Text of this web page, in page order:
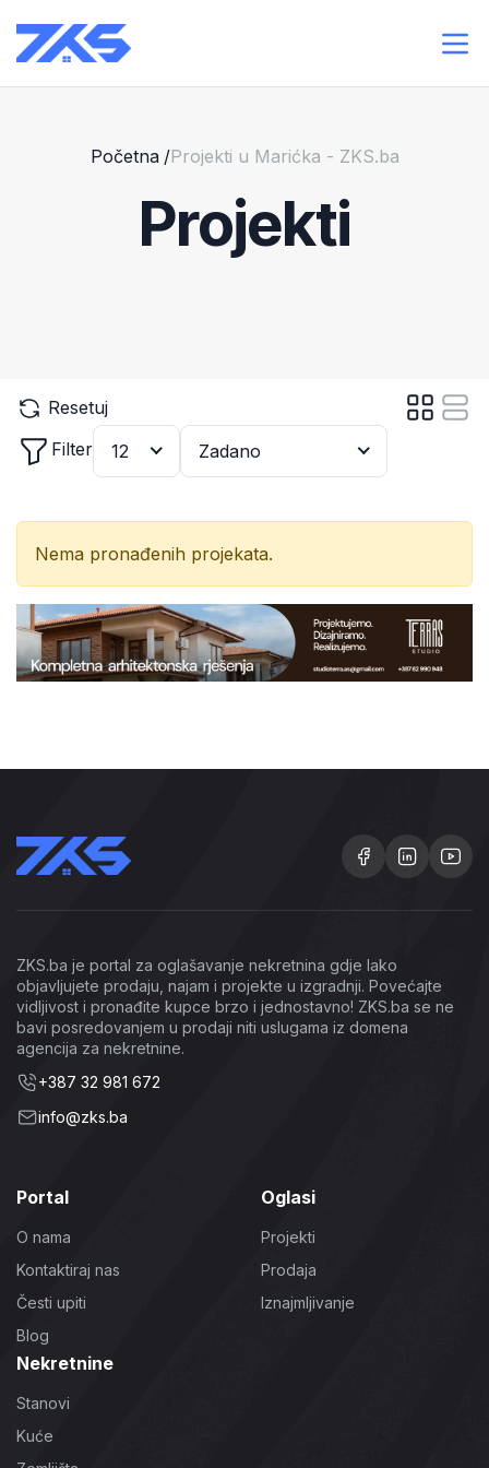
Početna /Projekti u Marićka - ZKS.ba
Projekti
Resetuj
Filter
12 Zadano
Nema pronađenih projekata.
ZKS.ba je portal za oglašavanje nekretnina gdje lako
objavljujete prodaju, najam i projekte u izgradnji. Povećajte
vidljivost i pronađite kupce brzo i jednostavno! ZKS.ba se ne
bavi posredovanjem u prodaji niti uslugama iz domena
agencija za nekretnine.
+387 32 981 672
info@zks.ba
Portal
O nama
Kontaktiraj nas
Česti upiti
Blog
Oglasi
Projekti
Prodaja
Iznajmljivanje
Nekretnine
Stanovi
Kuće